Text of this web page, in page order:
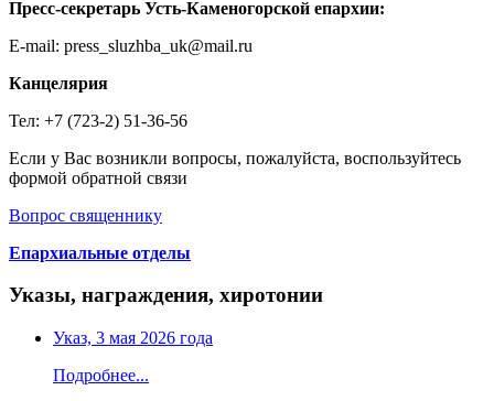
Пресс-секретарь Усть-Каменогорской епархии:
E-mail: press_sluzhba_uk@mail.ru
Канцелярия
Тел: +7 (723-2) 51-36-56
Если у Вас возникли вопросы, пожалуйста, воспользуйтесь
формой обратной связи
Вопрос священнику
Епархиальные отделы
Указы, награждения, хиротонии
Указ, 3 мая 2026 года
Подробнее...